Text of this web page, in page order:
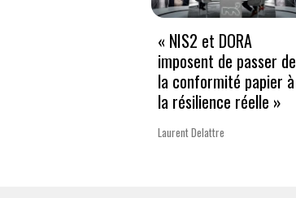
« NIS2 et DORA
imposent de passer de
la conformité papier à
la résilience réelle »
Laurent Delattre